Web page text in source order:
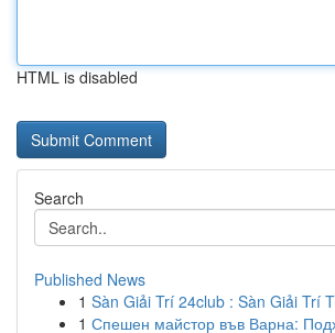
HTML is disabled
Search
Published News
1 Sàn Giải Trí 24club : Sàn Giải Trí
1 Спешен майстор във Варна: